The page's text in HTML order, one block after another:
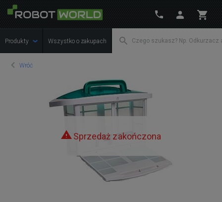
Produkty Wszystko o zakupach
Wróć
Sprzedaż zakończona